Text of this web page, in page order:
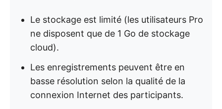
Le stockage est limité (les utilisateurs Pro
ne disposent que de 1 Go de stockage
cloud).
Les enregistrements peuvent être en
basse résolution selon la qualité de la
connexion Internet des participants.